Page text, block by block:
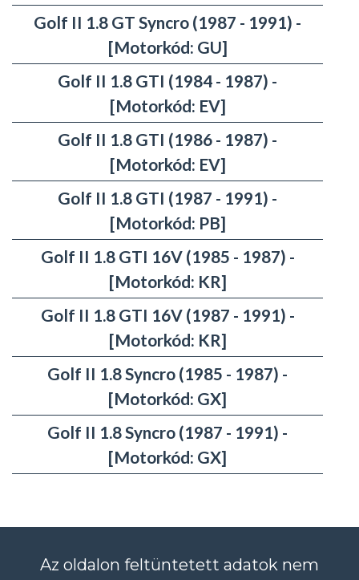
Golf II 1.8 GT Syncro (1987 - 1991) -
[Motorkód: GU]
Golf II 1.8 GTI (1984 - 1987) -
[Motorkód: EV]
Golf II 1.8 GTI (1986 - 1987) -
[Motorkód: EV]
Golf II 1.8 GTI (1987 - 1991) -
[Motorkód: PB]
Golf II 1.8 GTI 16V (1985 - 1987) -
[Motorkód: KR]
Golf II 1.8 GTI 16V (1987 - 1991) -
[Motorkód: KR]
Golf II 1.8 Syncro (1985 - 1987) -
[Motorkód: GX]
Golf II 1.8 Syncro (1987 - 1991) -
[Motorkód: GX]
Az oldalon feltüntetett adatok nem